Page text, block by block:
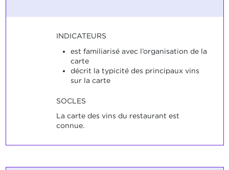
INDICATEURS
est familiarisé avec l’organisation de la
carte
décrit la typicité des principaux vins
sur la carte
SOCLES
La carte des vins du restaurant est
connue.